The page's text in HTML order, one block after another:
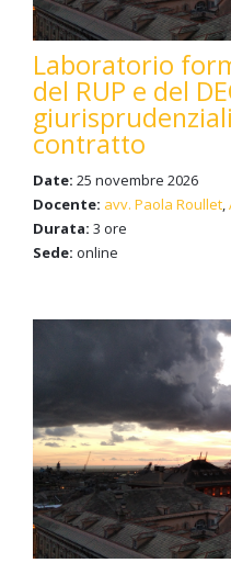
Laboratorio
del RUP e del
contratto
Date: 25 novembre 2026
Docente: avv. Paola Roullet
Durata: 3 ore
Sede: online